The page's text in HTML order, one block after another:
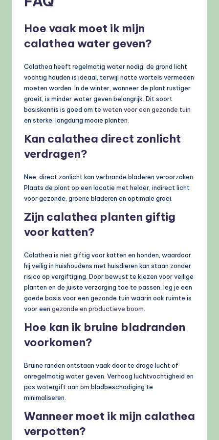
Hoe vaak moet ik mijn
calathea water geven?
Calathea heeft regelmatig water nodig; de grond licht
vochtig houden is ideaal, terwijl natte wortels vermeden
moeten worden. In de winter, wanneer de plant rustiger
groeit, is minder water geven belangrijk. Dit soort
basiskennis is goed om te weten voor een gezonde tuin
en sterke, langdurig mooie planten.
Kan calathea direct zonlicht
verdragen?
Nee, direct zonlicht kan verbrande bladeren veroorzaken.
Plaats de plant op een locatie met helder, indirect licht
voor gezonde, groene bladeren en optimale groei.
Zijn calathea planten giftig
voor katten?
Calathea is niet giftig voor katten en honden, waardoor
hij veilig in huishoudens met huisdieren kan staan zonder
risico op vergiftiging. Door bewust te kiezen voor veilige
planten en de juiste verzorging toe te passen, leg je een
goede basis voor een gezonde tuin waarin ook ruimte is
voor een gezonde en productieve boom
Hoe kan ik bruine bladranden
voorkomen?
Bruine randen ontstaan vaak door te droge lucht of
onregelmatig water geven. Verhoog luchtvochtigheid en
pas watergift aan om bladbeschadiging te
minimaliseren.
Wanneer moet ik mijn calathea
verpotten?